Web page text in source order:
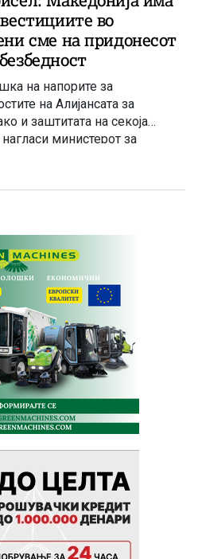
во
сме на придонесот
на напорите за
на Алијансата за
и заштитата на секоја
нагласи министерот за
на состаноците во